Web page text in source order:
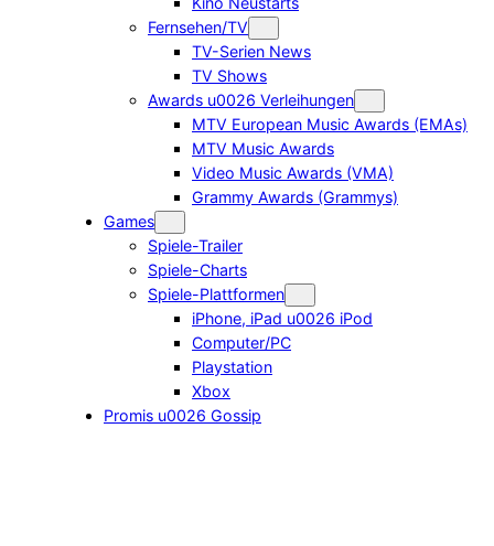
Fernsehen/TV
TV-Serien News
TV Shows
Awards u0026 Verleihungen
MTV European Music Awards (EMAs)
MTV Music Awards
Video Music Awards (VMA)
Grammy Awards (Grammys)
Games
Spiele-Trailer
Spiele-Charts
Spiele-Plattformen
iPhone, iPad u0026 iPod
Computer/PC
Playstation
Xbox
Promis u0026 Gossip